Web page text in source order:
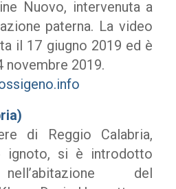
Nuovo, intervenuta a
paterna. La video
il 17 giugno 2019 ed è
novembre 2019.
di Reggio Calabria,
ignoto, si è introdotto
del